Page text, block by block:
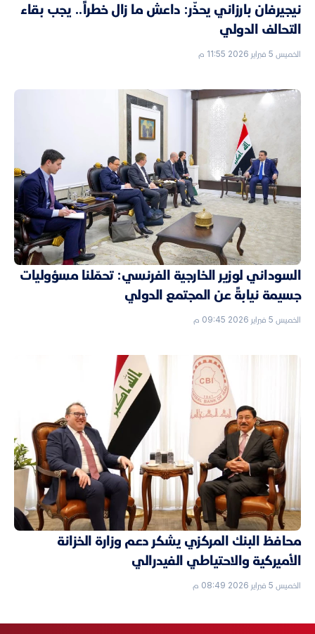
نيجيرفان بارزاني يحذّر: داعش ما زال خطراً.. يجب بقاء
التحالف الدولي
الخميس 5 فبراير 2026 11:55 م
السوداني لوزير الخارجية الفرنسي: تحمّلنا مسؤوليات
جسيمة نيابةً عن المجتمع الدولي
الخميس 5 فبراير 2026 09:45 م
محافظ البنك المركزي يشكر دعم وزارة الخزانة
الأميركية والاحتياطي الفيدرالي
الخميس 5 فبراير 2026 08:49 م